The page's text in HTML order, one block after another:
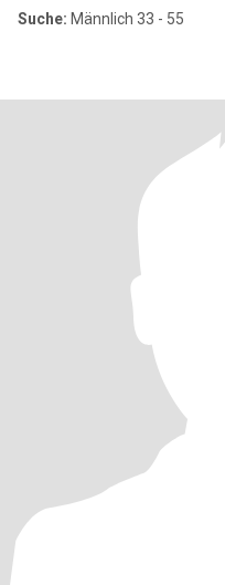
Suche: Männlich 33 - 55